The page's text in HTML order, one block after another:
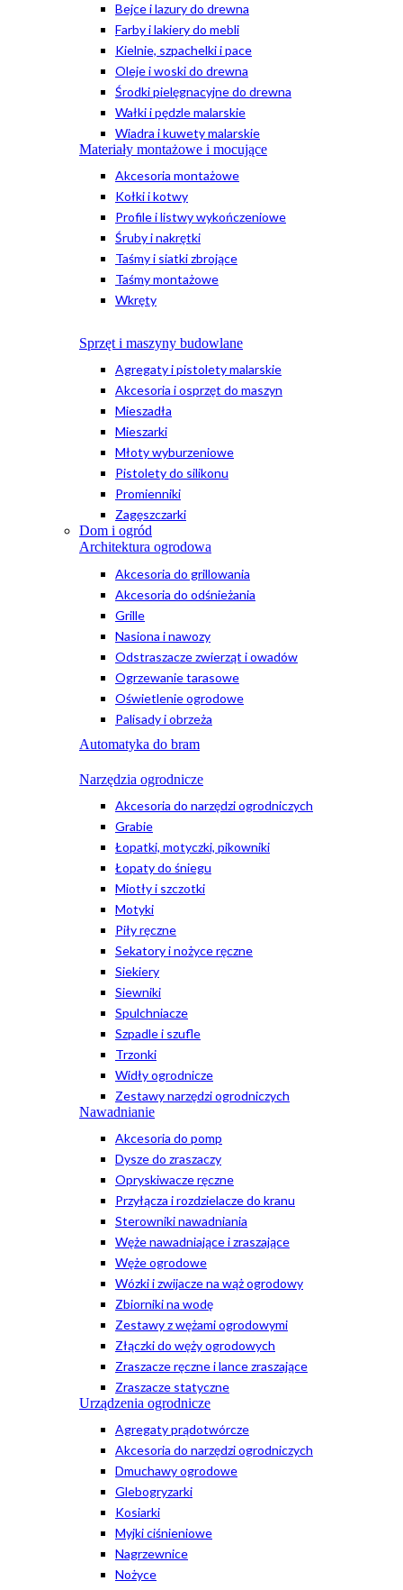
Bejce i lazury do drewna
Farby i lakiery do mebli
Kielnie, szpachelki i pace
Oleje i woski do drewna
Środki pielęgnacyjne do drewna
Wałki i pędzle malarskie
Wiadra i kuwety malarskie
Materiały montażowe i mocujące
Akcesoria montażowe
Kołki i kotwy
Profile i listwy wykończeniowe
Śruby i nakrętki
Taśmy i siatki zbrojące
Taśmy montażowe
Wkręty
Sprzęt i maszyny budowlane
Agregaty i pistolety malarskie
Akcesoria i osprzęt do maszyn
Mieszadła
Mieszarki
Młoty wyburzeniowe
Pistolety do silikonu
Promienniki
Zagęszczarki
Dom i ogród
Architektura ogrodowa
Akcesoria do grillowania
Akcesoria do odśnieżania
Grille
Nasiona i nawozy
Odstraszacze zwierząt i owadów
Ogrzewanie tarasowe
Oświetlenie ogrodowe
Palisady i obrzeża
Automatyka do bram
Narzędzia ogrodnicze
Akcesoria do narzędzi ogrodniczych
Grabie
Łopatki, motyczki, pikowniki
Łopaty do śniegu
Miotły i szczotki
Motyki
Piły ręczne
Sekatory i nożyce ręczne
Siekiery
Siewniki
Spulchniacze
Szpadle i szufle
Trzonki
Widły ogrodnicze
Zestawy narzędzi ogrodniczych
Nawadnianie
Akcesoria do pomp
Dysze do zraszaczy
Opryskiwacze ręczne
Przyłącza i rozdzielacze do kranu
Sterowniki nawadniania
Węże nawadniające i zraszające
Węże ogrodowe
Wózki i zwijacze na wąż ogrodowy
Zbiorniki na wodę
Zestawy z wężami ogrodowymi
Złączki do węży ogrodowych
Zraszacze ręczne i lance zraszające
Zraszacze statyczne
Urządzenia ogrodnicze
Agregaty prądotwórcze
Akcesoria do narzędzi ogrodniczych
Dmuchawy ogrodowe
Glebogryzarki
Kosiarki
Myjki ciśnieniowe
Nagrzewnice
Nożyce